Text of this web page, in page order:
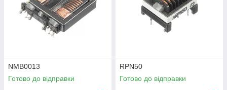
NMB0013
Готово до відправки
RPN50
Готово до відправки